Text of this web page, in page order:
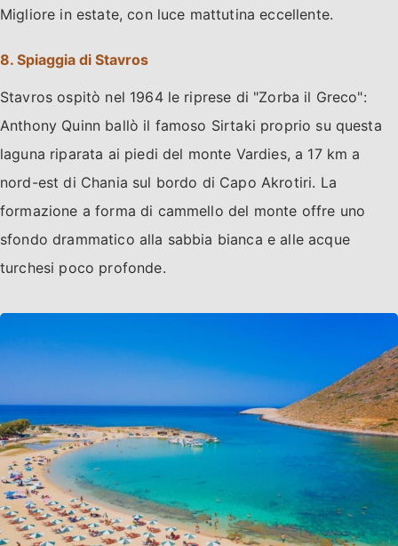
Migliore in estate, con luce mattutina eccellente.
8. Spiaggia di Stavros
Stavros ospitò nel 1964 le riprese di "Zorba il Greco":
Anthony Quinn ballò il famoso Sirtaki proprio su questa
laguna riparata ai piedi del monte Vardies, a 17 km a
nord-est di Chania sul bordo di Capo Akrotiri. La
formazione a forma di cammello del monte offre uno
sfondo drammatico alla sabbia bianca e alle acque
turchesi poco profonde.